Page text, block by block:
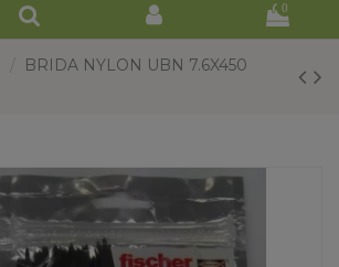
0
BRIDA NYLON UBN 7.6X450